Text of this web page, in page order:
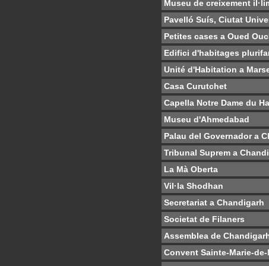
Museu de creixement
Pavelló Suís, Ciutat
Petites cases a Oued
Edifici d'habitages
Unité d'Habitation a
Casa Curutchet
Capella Notre Dame du
Museu d'Ahmedabad
Palau del Governador a
Tribunal Suprem a
La Mà Oberta
Vil·la Shodhan
Secretariat a Chandigarh
Societat de Filaners
Assemblea de
Convent Sainte-Marie-